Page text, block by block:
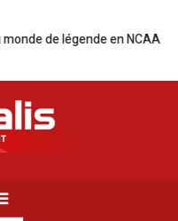
de légende en NCAA